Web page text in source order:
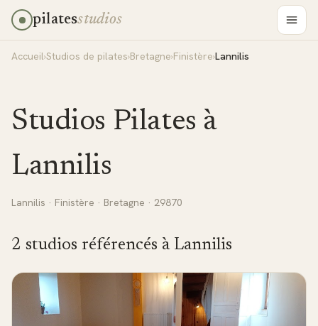
pilatesstudios
Accueil›Studios de pilates›Bretagne›Finistère›Lannilis
Studios Pilates à
Lannilis
Lannilis · Finistère · Bretagne · 29870
2 studios référencés à Lannilis